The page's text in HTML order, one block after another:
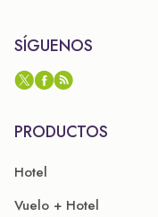
SÍGUENOS
PRODUCTOS
Hotel
Vuelo + Hotel